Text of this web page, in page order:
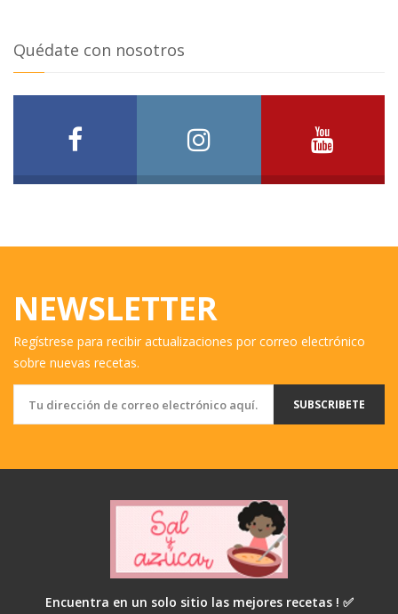
Quédate con nosotros
NEWSLETTER
Regístrese para recibir actualizaciones por correo electrónico
sobre nuevas recetas.
SUBSCRIBETE
Encuentra en un solo sitio las mejores recetas ! ✅